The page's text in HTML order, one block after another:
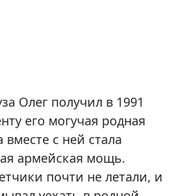
Олег получил в 1991
его могучая родная
вместе с ней стала
армейская мощь.
почти не летали, и